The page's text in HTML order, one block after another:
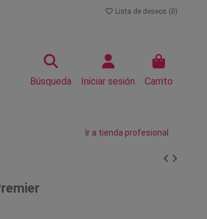
Lista de deseos (0)
Búsqueda Iniciar sesión Carrito
Ir a tienda profesional